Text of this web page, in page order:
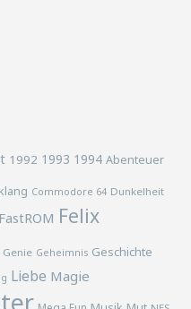
1992 1993 1994 Abenteuer
Commodore 64 Dunkelheit
FastROM Felix
Genie Geheimnis Geschichte
Liebe Magie